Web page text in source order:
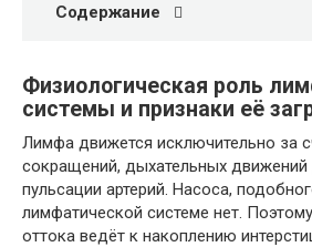
Содержание
Физиологическая роль
системы и признаки её
Лимфа движется исключительно за
сокращений, дыхательных
пульсации артерий. Насоса,
лимфатической системе нет.
оттока ведёт к накоплению